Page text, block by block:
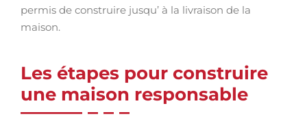
permis de construire jusqu’ à la livraison de la
maison.
Les étapes pour construire
une maison responsable